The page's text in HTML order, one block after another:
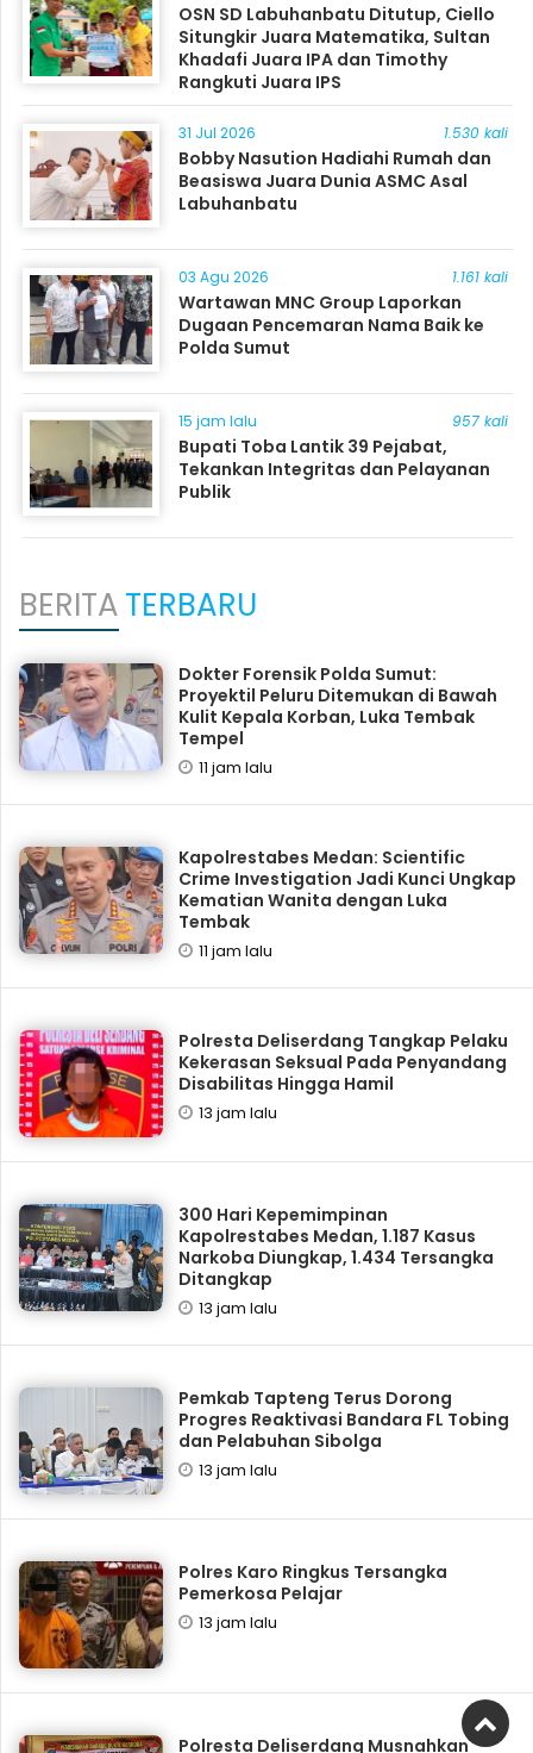
OSN SD Labuhanbatu Ditutup, Ciello
Situngkir Juara Matematika, Sultan
Khadafi Juara IPA dan Timothy
Rangkuti Juara IPS
31 Jul 2026 1.530 kali
Bobby Nasution Hadiahi Rumah dan
Beasiswa Juara Dunia ASMC Asal
Labuhanbatu
03 Agu 2026 1.161 kali
Wartawan MNC Group Laporkan
Dugaan Pencemaran Nama Baik ke
Polda Sumut
15 jam lalu 957 kali
Bupati Toba Lantik 39 Pejabat,
Tekankan Integritas dan Pelayanan
Publik
BERITATERBARU
Dokter Forensik Polda Sumut:
Proyektil Peluru Ditemukan di Bawah
Kulit Kepala Korban, Luka Tembak
Tempel
11 jam lalu
Kapolrestabes Medan: Scientific
Crime Investigation Jadi Kunci Ungkap
Kematian Wanita dengan Luka
Tembak
11 jam lalu
Polresta Deliserdang Tangkap Pelaku
Kekerasan Seksual Pada Penyandang
Disabilitas Hingga Hamil
13 jam lalu
300 Hari Kepemimpinan
Kapolrestabes Medan, 1.187 Kasus
Narkoba Diungkap, 1.434 Tersangka
Ditangkap
13 jam lalu
Pemkab Tapteng Terus Dorong
Progres Reaktivasi Bandara FL Tobing
dan Pelabuhan Sibolga
13 jam lalu
Polres Karo Ringkus Tersangka
Pemerkosa Pelajar
13 jam lalu
Polresta Deliserdang Musnahkan